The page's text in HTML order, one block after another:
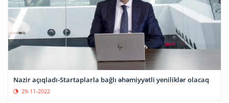
Nazir açıqladı-Startaplarla bağlı əhəmiyyətli yeniliklər olacaq
29-11-2022